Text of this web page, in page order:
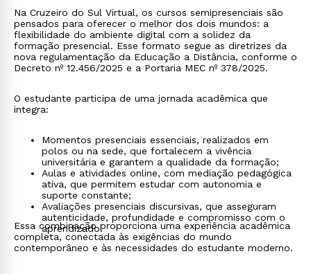
Na Cruzeiro do Sul Virtual, os cursos semipresenciais são
pensados para oferecer o melhor dos dois mundos: a
flexibilidade do ambiente digital com a solidez da
formação presencial. Esse formato segue as diretrizes da
nova regulamentação da Educação a Distância, conforme o
Decreto nº 12.456/2025 e a Portaria MEC nº 378/2025.
O estudante participa de uma jornada acadêmica que
integra:
Momentos presenciais essenciais, realizados em
polos ou na sede, que fortalecem a vivência
universitária e garantem a qualidade da formação;
Aulas e atividades online, com mediação pedagógica
ativa, que permitem estudar com autonomia e
suporte constante;
Avaliações presenciais discursivas, que asseguram
autenticidade, profundidade e compromisso com o
aprendizado.
Essa combinação proporciona uma experiência acadêmica
completa, conectada às exigências do mundo
contemporâneo e às necessidades do estudante moderno.